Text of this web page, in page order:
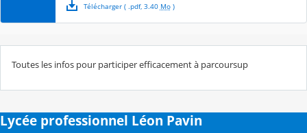
Télécharger( .pdf, 3.40 Mo)
Toutes les infos pour participer efficacement à parcoursup
Lycée professionnel Léon Pavin